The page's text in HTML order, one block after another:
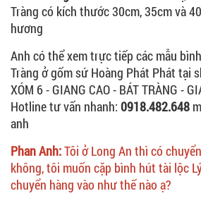
Tràng có kích thước 30cm, 35cm và
hương
Anh có thể xem trực tiếp các mẫu
Tràng ở gốm sứ Hoàng Phát Phát tại
XÓM 6 - GIANG CAO - BÁT TRÀNG -
Hotline tư vấn nhanh: 0918.482.648
anh
Phan Anh:Tôi ở Long An thì có
không, tôi muốn cặp bình hút tài lộc
chuyển hàng vào như thế nào ạ?